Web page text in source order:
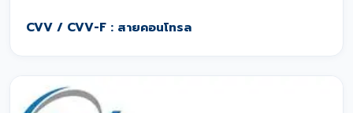
CVV / CVV-F : สายคอนโทรล